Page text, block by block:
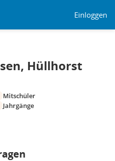
Einloggen
Hüllhorst
Mitschüler
Jahrgänge